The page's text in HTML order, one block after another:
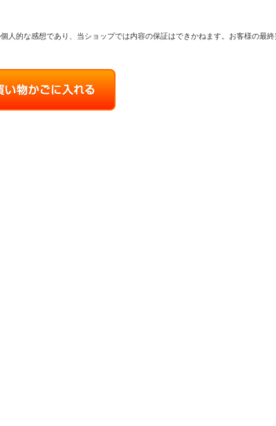
人的な感想であり、当ショップでは内容の保証はできかねます。お客様の最